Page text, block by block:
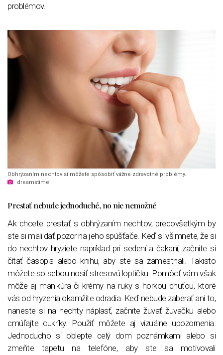
problémov.
Obhrýzaním nechtov si môžete spôsobiť vážne zdravotné problémy.
dreamstime
Prestať nebude jednoduché, no nie nemožné
Ak chcete prestať s obhrýzaním nechtov, predovšetkým by
ste si mali dať pozor na jeho spúšťače. Keď si všimnete, že si
do nechtov hryziete napríklad pri sedení a čakaní, začnite si
čítať časopis alebo knihu, aby ste sa zamestnali. Takisto
môžete so sebou nosiť stresovú loptičku. Pomôcť vám však
môže aj manikúra či krémy na ruky s horkou chuťou, ktoré
vás od hryzenia okamžite odradia. Keď nebude zaberať ani to,
naneste si na nechty náplasť, začnite žuvať žuvačku alebo
cmúľajte cukríky. Použiť môžete aj vizuálne upozornenia.
Jednoducho si oblepte celý dom poznámkami alebo si
zmeňte tapetu na telefóne, aby ste sa motivovali